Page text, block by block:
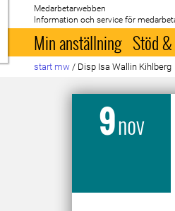
Till startsida
Medarbetarwebben
Information och service för
Min anställning Stöd
start mw / Disp Isa Wallin Kihlberg
9nov